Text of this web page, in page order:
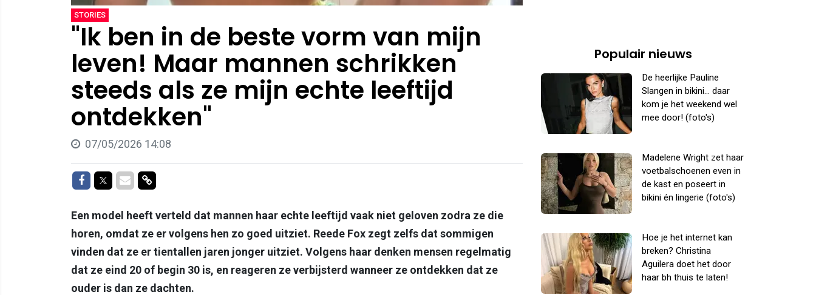
STORIES
"Ik ben in de beste vorm van mijn
leven! Maar mannen schrikken
steeds als ze mijn echte leeftijd
ontdekken"
07/05/2026 14:08
Delen op Facebook
Delen op Twitter
Delen via Mail
Delen via link
Een model heeft verteld dat mannen haar echte leeftijd vaak niet geloven zodra ze die
horen, omdat ze er volgens hen zo goed uitziet. Reede Fox zegt zelfs dat sommigen
vinden dat ze er tientallen jaren jonger uitziet. Volgens haar denken mensen regelmatig
dat ze eind 20 of begin 30 is, en reageren ze verbijsterd wanneer ze ontdekken dat ze
ouder is dan ze dachten.
Populair nieuws
De heerlijke Pauline
Slangen in bikini... daar
kom je het weekend wel
mee door! (foto's)
Madelene Wright zet haar
voetbalschoenen even in
de kast en poseert in
bikini én lingerie (foto's)
Hoe je het internet kan
breken? Christina
Aguilera doet het door
haar bh thuis te laten!